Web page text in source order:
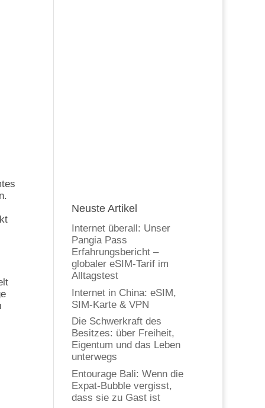
Neuste Artikel
Internet überall: Unser
Pangia Pass
Erfahrungsbericht –
globaler eSIM-Tarif im
Alltagstest
Internet in China: eSIM,
SIM-Karte & VPN
Die Schwerkraft des
Besitzes: über Freiheit,
Eigentum und das Leben
unterwegs
Entourage Bali: Wenn die
Expat-Bubble vergisst,
dass sie zu Gast ist